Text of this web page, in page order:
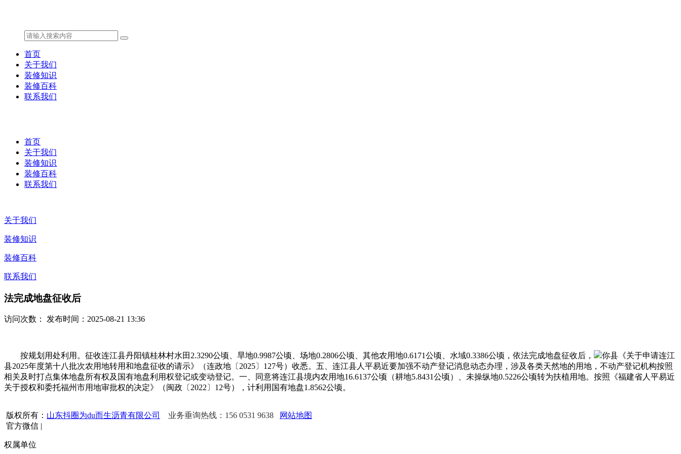
首页
关于我们
装修知识
装修百科
联系我们
首页
关于我们
装修知识
装修百科
联系我们
关于我们
装修知识
装修百科
联系我们
法完成地盘征收后
访问次数： 发布时间：2025-08-21 13:36
按规划用处利用。征收连江县丹阳镇桂林村水田2.3290公顷、旱地0.9987公顷、场地0.2806公顷、其他农用地0.6171公顷、水域0.3386公顷，依法完成地盘征收后，
你县《关于申请连江
县2025年度第十八批次农用地转用和地盘征收的请示》（连政地〔2025〕127号）收悉。五、连江县人平易近要加强不动产登记消息动态办理，涉及各类天然地的用地，不动产登记机构按照
相关及时打点集体地盘所有权及国有地盘利用权登记或变动登记。一、同意将连江县境内农用地16.6137公顷（耕地5.8431公顷）、未操纵地0.5226公顷转为扶植用地。按照《福建省人平易近
关于授权和委托福州市用地审批权的决定》（闽政〔2022〕12号），计利用国有地盘1.8562公顷。
版权所有： 山东抖圈为du而生沥青有限公司 业务垂询热线：156 0531 9638
网站地图
官方微信 |
权属单位